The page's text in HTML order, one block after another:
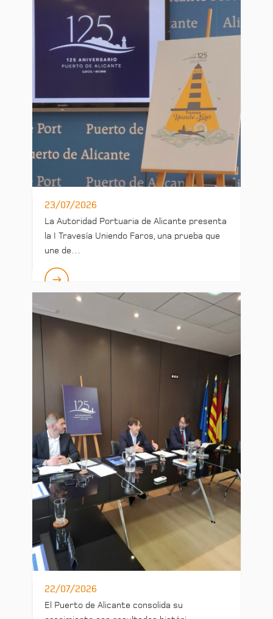
23/07/2026
La Autoridad Portuaria de Alicante presenta
la I Travesía Uniendo Faros, una prueba que
une de…
22/07/2026
El Puerto de Alicante consolida su